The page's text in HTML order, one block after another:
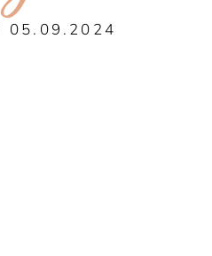
05.09.2024